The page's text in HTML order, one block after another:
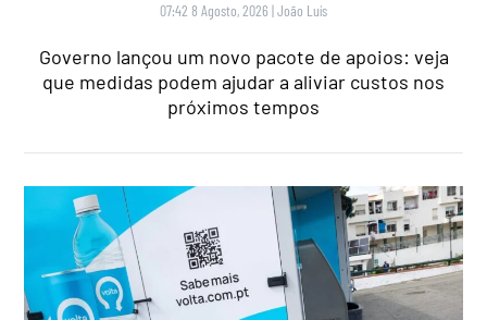
07:42 8 Agosto, 2026 |João Luís
Governo lançou um novo pacote de apoios: veja
que medidas podem ajudar a aliviar custos nos
próximos tempos